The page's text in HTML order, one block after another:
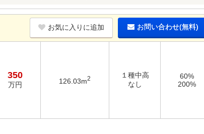
お気に入りに追加 お問い合わせ(無料)
350
万円 126.03m2
１種中高
なし
60%
200%